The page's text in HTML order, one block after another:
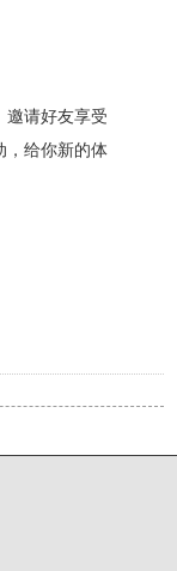
邀请好友享受
，给你新的体